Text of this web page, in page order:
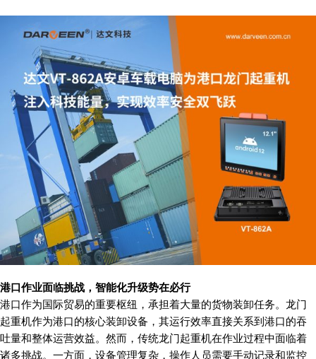
港口作业面临挑战，智能化升级势在必行
港口作为国际贸易的重要枢纽，承担着大量的货物装卸任务。龙门
起重机作为港口的核心装卸设备，其运行效率直接关系到港口的吞
吐量和整体运营效益。然而，传统龙门起重机在作业过程中面临着
诸多挑战。一方面，设备管理复杂，操作人员需要手动记录和监控